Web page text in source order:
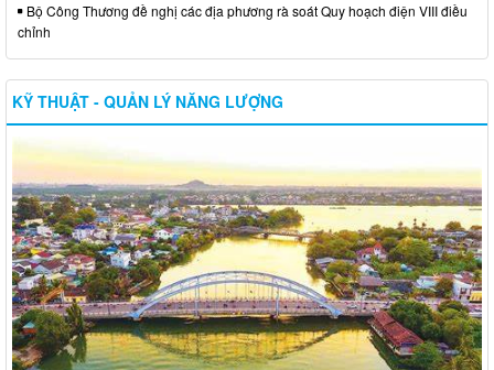
Bộ Công Thương đề nghị các địa phương rà soát Quy hoạch điện VIII điều
chỉnh
KỸ THUẬT - QUẢN LÝ NĂNG LƯỢNG